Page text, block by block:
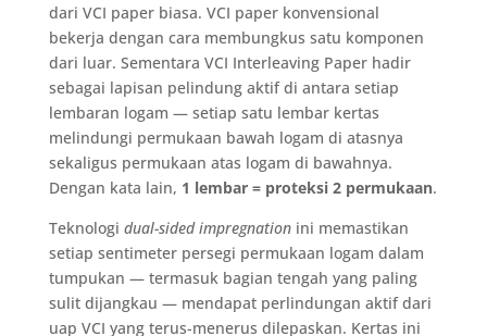
dari VCI paper biasa. VCI paper konvensional
bekerja dengan cara membungkus satu komponen
dari luar. Sementara VCI Interleaving Paper hadir
sebagai lapisan pelindung aktif di antara setiap
lembaran logam — setiap satu lembar kertas
melindungi permukaan bawah logam di atasnya
sekaligus permukaan atas logam di bawahnya.
Dengan kata lain, 1 lembar = proteksi 2 permukaan.
Teknologi dual-sided impregnationini memastikan
setiap sentimeter persegi permukaan logam dalam
tumpukan — termasuk bagian tengah yang paling
sulit dijangkau — mendapat perlindungan aktif dari
uap VCI yang terus-menerus dilepaskan. Kertas ini